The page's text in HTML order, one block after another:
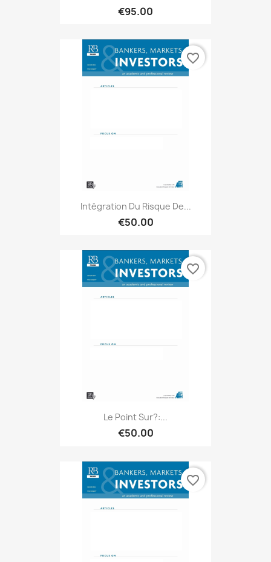
€95.00
Intégration Du Risque De...
€50.00
favorite_border
Le Point Sur?:...
€50.00
favorite_border
favorite_border